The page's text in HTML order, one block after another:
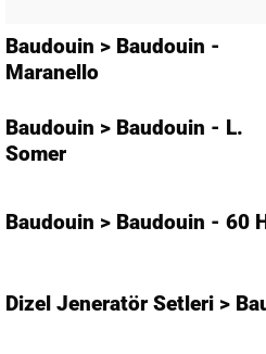
Baudouin > Baudouin -
Maranello
Baudouin > Baudouin - L.
Somer
Baudouin > Baudouin - 60
Dizel Jeneratör Setleri >